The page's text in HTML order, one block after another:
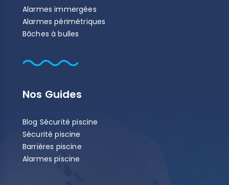
Alarmes immergées
Alarmes périmétriques
Bâches à bulles
Nos Guides
Blog Sécurité piscine
Sécurité piscine
Barrières piscine
Alarmes piscine